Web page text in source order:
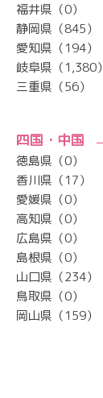
福井県（0）
静岡県（845）
愛知県（194）
岐阜県（1,380）
三重県（56）
四国・中国
徳島県（0）
香川県（17）
愛媛県（0）
高知県（0）
広島県（0）
島根県（0）
山口県（234）
鳥取県（0）
岡山県（159）